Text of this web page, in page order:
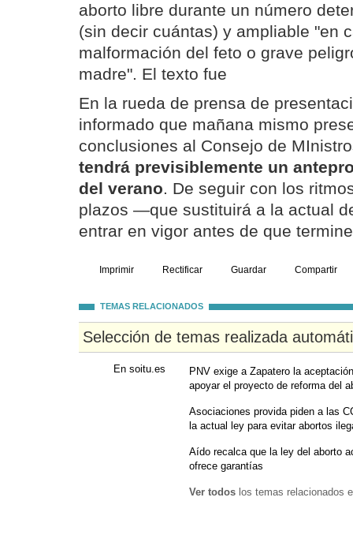
aborto libre durante un número
(sin decir cuántas) y ampliable "en
malformación del feto o grave
madre". El texto fue
En la rueda de prensa de
informado que mañana mismo
conclusiones al Consejo de
tendrá previsiblemente un
del verano. De seguir con los
plazos —que sustituirá a la actual
entrar en vigor antes de que
Imprimir Rectificar Guardar Compartir
TEMAS RELACIONADOS
Selección de temas realizada
En soitu.es
PNV exige a Zapatero la
apoyar el proyecto de reforma del
Asociaciones provida piden a las
la actual ley para evitar abortos
Aído recalca que la ley del aborto
ofrece garantías
Ver todos los temas relacionados